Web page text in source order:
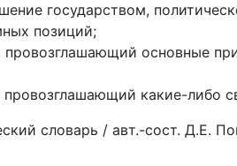
государством,
позиций;
провозглашающий основные
какие-либо
словарь / авт.-сост. Д.Е.